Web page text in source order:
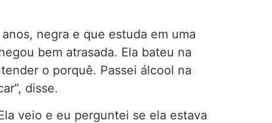
negra e que estuda em uma
bem atrasada. Ela bateu na
o porquê. Passei álcool na
disse.
veio e eu perguntei se ela estava